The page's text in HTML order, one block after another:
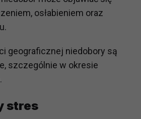
osłabieniem oraz
geograficznej niedobory są
szczególnie w okresie
stres